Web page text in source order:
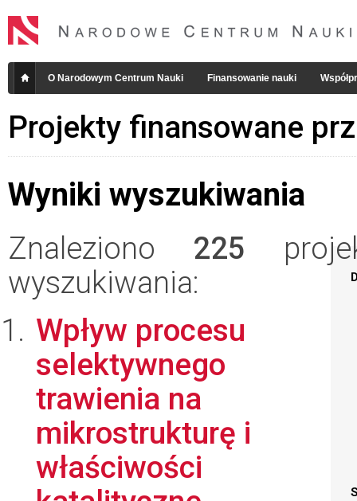
O Narodowym Centrum Nauki Finansowanie nauki
Projekty finansowane
Wyniki wyszukiwania
Znaleziono 225
wyszukiwania:
Wpływ procesu
selektywnego
trawienia na
mikrostrukturę i
właściwości